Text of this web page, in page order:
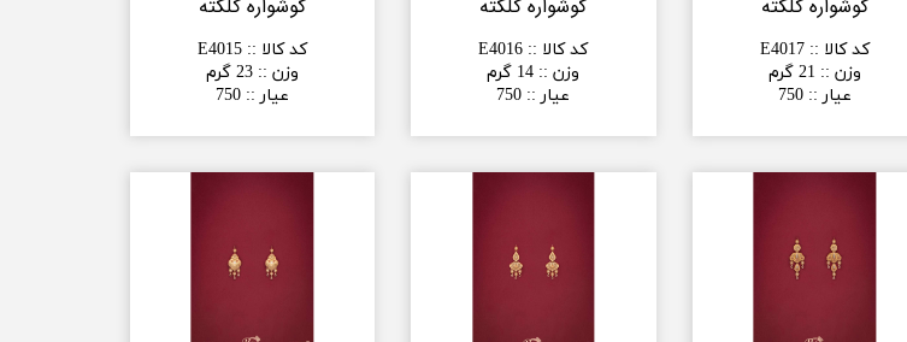
گوشواره کلکته
کد کالا ::
E4017
وزن :: 21 گرم
عیار ::
750
گوشواره کلکته
کد کالا ::
E4016
وزن :: 14 گرم
عیار ::
750
گوشواره کلکته
کد کالا ::
E4015
وزن :: 23 گرم
عیار ::
750